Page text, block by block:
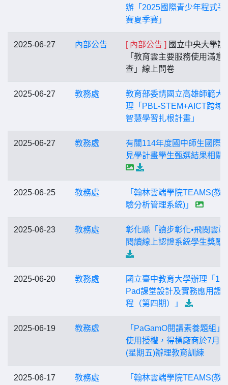
辦「2025國際青少年程式爭
賽夏季賽」
2025-06-27 內部公告 [ 內部公告 ] 國立中央大學辦
「教育雲主要服務使用滿意
查」線上問卷
2025-06-27 教務處
教育部委請國立高雄師範大
理「PBL-STEM+AICT跨域
智慧學習扎根計畫」
2025-06-27 教務處
有關114年度國中師生國際
見學計畫學生甄選結果相關
2025-06-25 教務處
「翰林雲端學院TEAMS(教
驗分析管理系統)」
2025-06-23 教務處
彰化縣「讀步彰化•飛閱雲
閱讀線上認證系統學生獎勵
2025-06-20 教務處
國立臺中教育大學辦理「
Pad課堂設計及實務應用證
程（第四期）」
2025-06-19 教務處
「PaGamO閱讀素養題組」
使用授權，得標廠商於7月
(星期五)辦理教育訓練
2025-06-17 教務處
「翰林雲端學院TEAMS(教